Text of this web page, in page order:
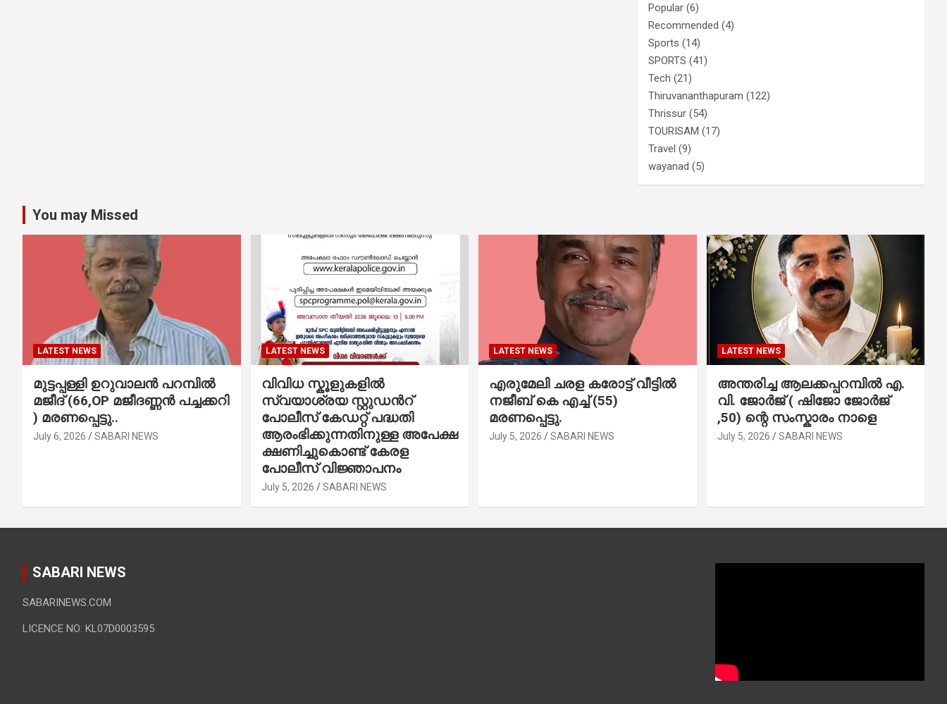
Popular (6)
Recommended (4)
Sports (14)
SPORTS (41)
Tech (21)
Thiruvananthapuram (122)
Thrissur (54)
TOURISAM (17)
Travel (9)
wayanad (5)
You may Missed
LATEST NEWS
മുട്ടപ്പള്ളി ഉറുവാലൻ പറമ്പിൽ
മജീദ് (66,OP മജീദണ്ണൻ പച്ചക്കറി
) മരണപ്പെട്ടു..
July 6, 2026 SABARI NEWS
LATEST NEWS
വിവിധ സ്കൂളുകളില്‍
സ്വയാശ്രയ സ്റ്റുഡന്‍റ്
പോലീസ് കേഡറ്റ് പദ്ധതി
ആരംഭിക്കുന്നതിനുള്ള അപേക്ഷ
ക്ഷണിച്ചുകൊണ്ട് കേരള
പോലീസ് വിജ്ഞാപനം
July 5, 2026 SABARI NEWS
LATEST NEWS
എരുമേലി ചരള കരോട്ട് വീട്ടിൽ
നജീബ് കെ എച്ച് (55)
മരണപ്പെട്ടു.
July 5, 2026 SABARI NEWS
LATEST NEWS
അന്തരിച്ച ആ​ല​ക്ക​പ്പ​റമ്പിൽ​ എ.​
വി. ജോ​ർ​ജ് ( ഷിജോ ജോർജ്
,50) ന്റെ സംസ്കാരം നാളെ
July 5, 2026 SABARI NEWS
SABARI NEWS
SABARINEWS.COM
LICENCE NO: KL07D0003595